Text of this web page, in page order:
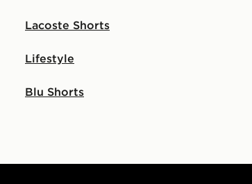
Lacoste Shorts
Lifestyle
Blu Shorts